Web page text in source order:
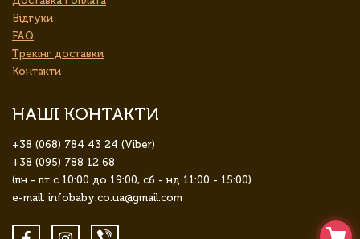
Відгуки
FAQ
Трекінг доставки
Контакти
НАШІ КОНТАКТИ
+38 (068) 784 43 24 (Viber)
+38 (095) 788 12 68
(пн - пт с 10:00 до 19:00, сб - нд 11:00 - 15:00)
e-mail: infobaby.co.ua@gmail.com